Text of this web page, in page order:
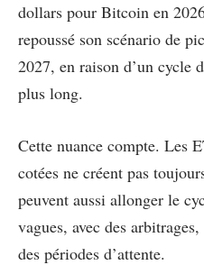
dollars pour Bitcoin en
repoussé son scénario de
2027, en raison d’un cycle
plus long.
Cette nuance compte. Les
cotées ne créent pas
peuvent aussi allonger le
vagues, avec des
des périodes d’attente.